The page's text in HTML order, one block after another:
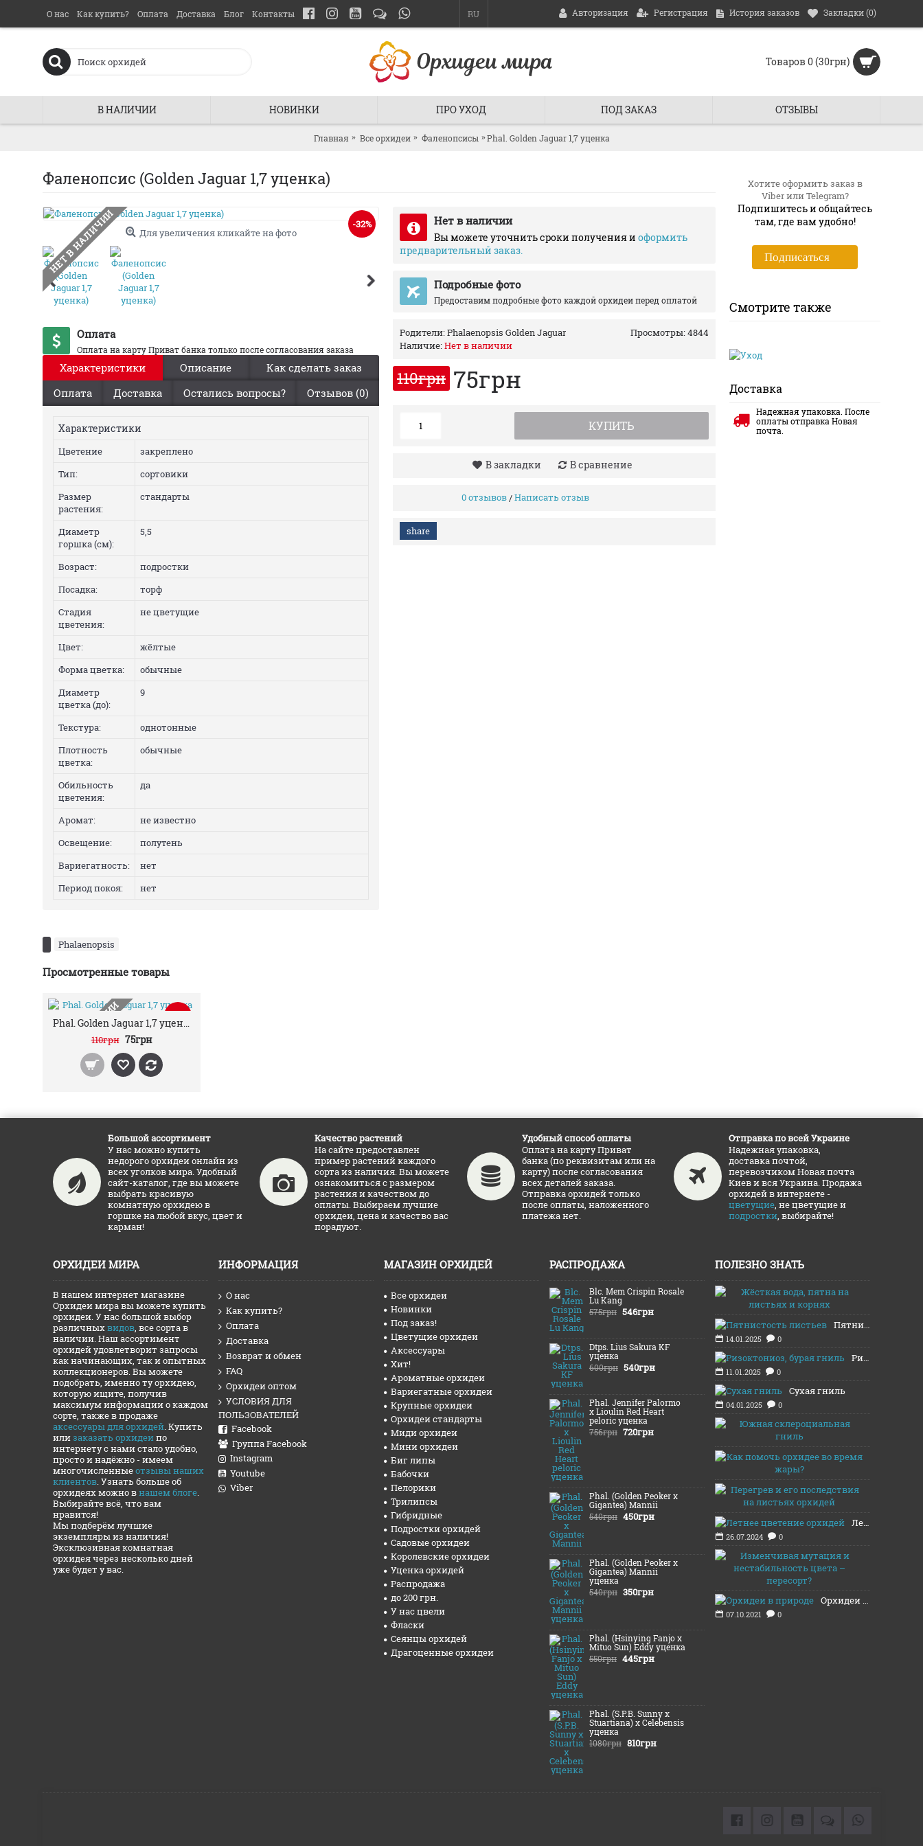
О нас Как купить? Оплата Доставка Блог Контакты RU Авторизация Регистрация История заказов Закладки (0)
Товаров 0 (30грн)
В НАЛИЧИИ НОВИНКИ ПРО УХОД ПОД ЗАКАЗ ОТЗЫВЫ
Главная Все орхидеи Фаленопсисы Phal. Golden Jaguar 1,7 уценка
Хотите оформить заказ в
Viber или Telegram?
Подпишитесь и общайтесь
там, где вам удобно!
Подписаться
Смотрите также
Доставка
Надежная упаковка. После
оплаты отправка Новая
почта.
Фаленопсис (Golden Jaguar 1,7 уценка)
-32%
НЕТ В НАЛИЧИИ Для увеличения кликайте на фото
Оплата
Оплата на карту Приват банка только после согласования заказа
Характеристики Описание
Как сделать заказ
Оплата
Доставка Остались вопросы? Отзывов (0)
Характеристики
Цветение
закреплено
Тип:
сортовики
Размер
растения:
стандарты
Диаметр
горшка (см):
5,5
Возраст:
подростки
Посадка:
торф
Стадия
цветения:
не цветущие
Цвет:
жёлтые
Форма цветка:
обычные
Диаметр
цветка (до):
9
Текстура:
однотонные
Плотность
цветка:
обычные
Обильность
цветения:
да
Аромат:
не известно
Освещение:
полутень
Вариегатность:
нет
Период покоя:
нет
Нет в наличии
Вы можете уточнить сроки получения и оформить
предварительный заказ.
Подробные фото
Предоставим подробные фото каждой орхидеи перед оплатой
Просмотры: 4844
Родители:Phalaenopsis Golden Jaguar
Наличие:Нет в наличии
110грн 75грн
КУПИТЬ
В закладки В сравнение
0 отзывов/Написать отзыв
share
Phalaenopsis
Просмотренные товары
НЕТ В НАЛИЧИИ Phal. Golden Jaguar 1,7 уценка
110грн 75грн
Большой ассортимент
У нас можно купить
недорого орхидеи онлайн из
всех уголков мира. Удобный
сайт-каталог, где вы можете
выбрать красивую
комнатную орхидею в
горшке на любой вкус, цвет и
карман!
Качество растений
На сайте предоставлен
пример растений каждого
сорта из наличия. Вы можете
ознакомиться с размером
растения и качеством до
оплаты. Выбираем лучшие
орхидеи, цена и качество вас
порадуют.
Удобный способ оплаты
Оплата на карту Приват
банка (по реквизитам или на
карту) после согласования
всех деталей заказа.
Отправка орхидей только
после оплаты, наложенного
платежа нет.
Отправка по всей Украине
Надежная упаковка,
доставка почтой,
перевозчиком Новая почта
Киев и вся Украина. Продажа
орхидей в интернете -
цветущие, не цветущие и
подростки, выбирайте!
ОРХИДЕИ МИРА
В нашем интернет магазине
Орхидеи мира вы можете купить
орхидеи. У нас большой выбор
различныхвидов, все сорта в
наличии. Наш ассортимент
орхидей удовлетворит запросы
как начинающих, так и опытных
коллекционеров. Вы можете
подобрать, именно ту орхидею,
которую ищите, получив
максимум информации о каждом
сорте, также в продаже
аксессуары для орхидей. Купить
илизаказать орхидеипо
интернету с нами стало удобно,
просто и надёжно - имеем
многочисленныеотзывы наших
клиентов. Узнать больше об
орхидеях можно внашем блоге.
Выбирайте всё, что вам
нравится!
Мы подберём лучшие
экземпляры из наличия!
Эксклюзивная комнатная
орхидея через несколько дней
уже будет у вас.
ИНФОРМАЦИЯ
О нас
Как купить?
Оплата
Доставка
Возврат и обмен
FAQ
Орхидеи оптом
УСЛОВИЯ ДЛЯ
ПОЛЬЗОВАТЕЛЕЙ
Facebook
Группа Facebook
Instagram
Youtube
Viber
МАГАЗИН ОРХИДЕЙ
Все орхидеи
Новинки
Под заказ!
Цветущие орхидеи
Аксессуары
Хит!
Ароматные орхидеи
Вариегатные орхидеи
Крупные орхидеи
Орхидеи стандарты
Миди орхидеи
Мини орхидеи
Биг липы
Бабочки
Пелорики
Трилипсы
Гибридные
Подростки орхидей
Садовые орхидеи
Королевские орхидеи
Уценка орхидей
Распродажа
до 200 грн.
У нас цвели
Фласки
Сеянцы орхидей
Драгоценные орхидеи
РАСПРОДАЖА
Blc. Mem Crispin Rosale
Lu Kang
575грн 546грн
Dtps. Lius Sakura KF
уценка
600грн 540грн
Phal. Jennifer Palormo
x Lioulin Red Heart
peloric уценка
756грн 720грн
Phal. (Golden Peoker x
Gigantea) Mannii
540грн 450грн
Phal. (Golden Peoker x
Gigantea) Mannii
уценка
540грн 350грн
Phal. (Hsinying Fanjo x
Mituo Sun) Eddy уценка
550грн 445грн
Phal. (S.P.B. Sunny х
Stuartiana) x Celebensis
уценка
1080грн 810грн
ПОЛЕЗНО ЗНАТЬ
Пятнистость листьев
14.01.2025 0
Ризоктониоз, бурая гниль
11.01.2025 0
Сухая гниль
04.01.2025 0
Летнее цветение орхидей
26.07.2024 0
Орхидеи в природе
07.10.2021 0